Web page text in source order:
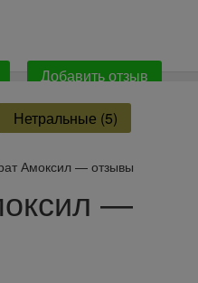
Добавить отзыв
Нетральные (5)
Амоксил — отзывы
—